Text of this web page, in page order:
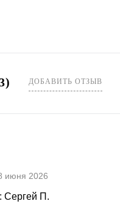
ДОБАВИТЬ ОТЗЫВ
июня 2026
Сергей П.